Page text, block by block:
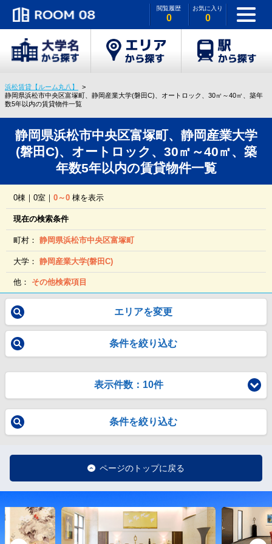
閲覧履歴
0
お気に入り
0
浜松賃貸【ルーム丸八】
静岡県浜松市中央区富塚町、静岡産業大学(磐田C)、オートロック、30㎡～40㎡、築年
数5年以内の賃貸物件一覧
静岡県浜松市中央区富塚町、静岡産業大学
(磐田C)、オートロック、30㎡～40㎡、築
年数5年以内の賃貸物件一覧
0棟｜0室｜0～0 棟を表示
現在の検索条件
町村：静岡県浜松市中央区富塚町
大学：静岡産業大学(磐田C)
他： その他検索項目
エリアを変更
条件を絞り込む
表示件数：10件
条件を絞り込む
ページのトップに戻る